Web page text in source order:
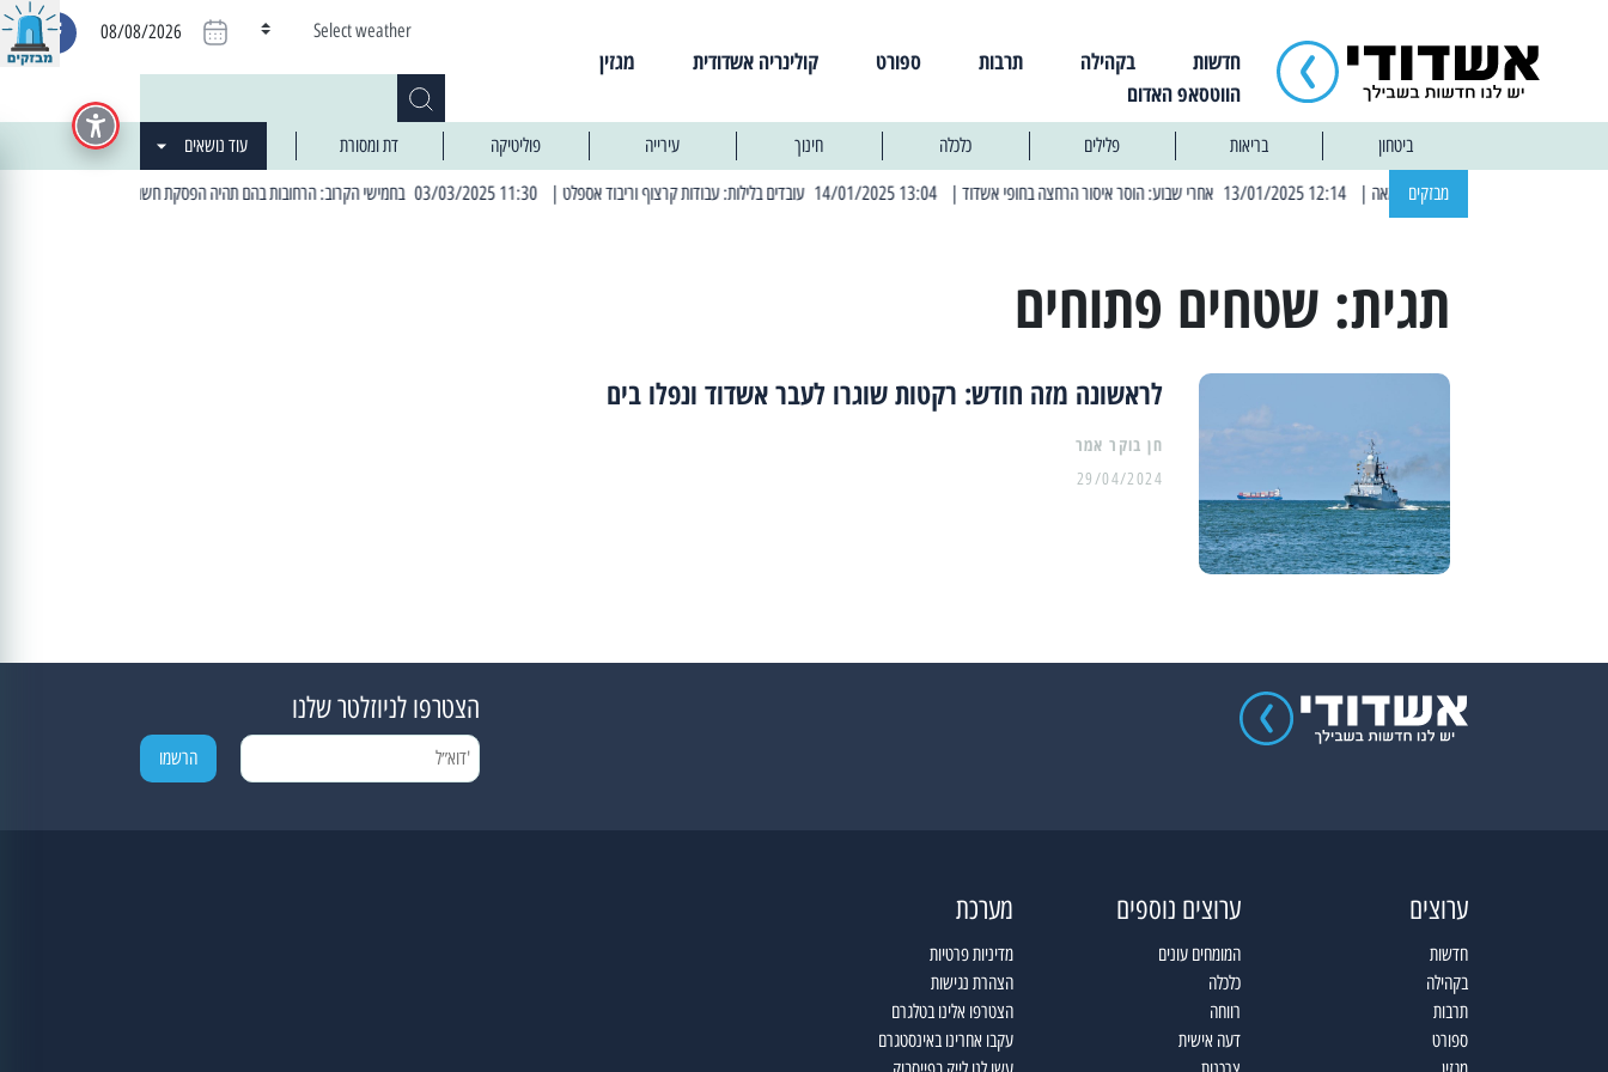
חדשות בקהילה תרבות ספורט קולינריה אשדודית
מגזין
הווטסאפ האדום
Select weather
08/08/2026
ביטחון בריאות פלילים כלכלה חינוך עירייה פוליטיקה דת ומסורת עוד נושאים
מבזקים | 12:14 13/01/2025 אחרי שבוע: הוסר איסור הרחצה בחופי אשדוד | 13:04 14/01/2025 עובדים בלילות: עבודות קרצוף וריבוד אספלט | 11:30 03/03/2025 בחמישי הקרוב: הרחובות בהם תהיה הפסקת חשמל יזומה
תגית: שטחים פתוחים
לראשונה מזה חודש: רקטות שוגרו לעבר אשדוד ונפלו בים
29/04/2024
הצטרפו לניוזלטר שלנו
ערוצים
חדשות
בקהילה
תרבות
ספורט
ערוצים נוספים
המומחים עונים
כלכלה
רווחה
דעה אישית
מערכת
מדיניות פרטיות
הצהרת נגישות
הצטרפו אלינו בטלגרם
עקבו אחרינו באינסטגרם